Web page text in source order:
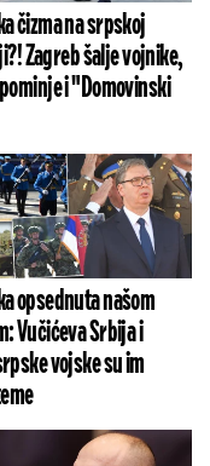
čizma na srpskoj
Zagreb šalje vojnike,
i "Domovinski
opsednuta našom
Vučićeva Srbija i
vojske su im